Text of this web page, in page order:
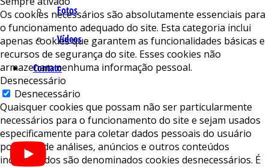
Fotos
Vídeos
Contato
Os cookies necessários são absolutamente essenciais para
o funcionamento adequado do site. Esta categoria inclui
apenas cookies que garantem as funcionalidades básicas e
recursos de segurança do site. Esses cookies não
armazenam nenhuma informação pessoal.
Desnecessário
Desnecessário
Quaisquer cookies que possam não ser particularmente
necessários para o funcionamento do site e sejam usados ​​
especificamente para coletar dados pessoais do usuário
por meio de análises, anúncios e outros conteúdos
incorporados são denominados cookies desnecessários. É